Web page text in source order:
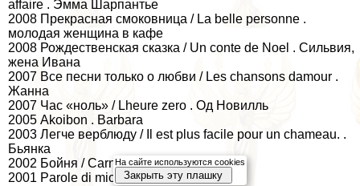
affaire . Эмма Шарпантье
2008 Прекрасная смоковница / La belle personne .
молодая женщина в кафе
2008 Рождественская сказка / Un conte de Noеl . Сильвия,
жена Ивана
2007 Все песни только о любви / Les chansons damour .
Жанна
2007 Час «ноль» / Lheure zеro . Од Новилль
2005 Akoibon . Barbara
2003 Легче верблюду / Il est plus facile pour un chameau. .
Бьянка
2002 Бойня / Carnages . Карлотта
2001 Parole di mio padre, Le . Ада
На сайте используются cookies
Закрыть эту плашку